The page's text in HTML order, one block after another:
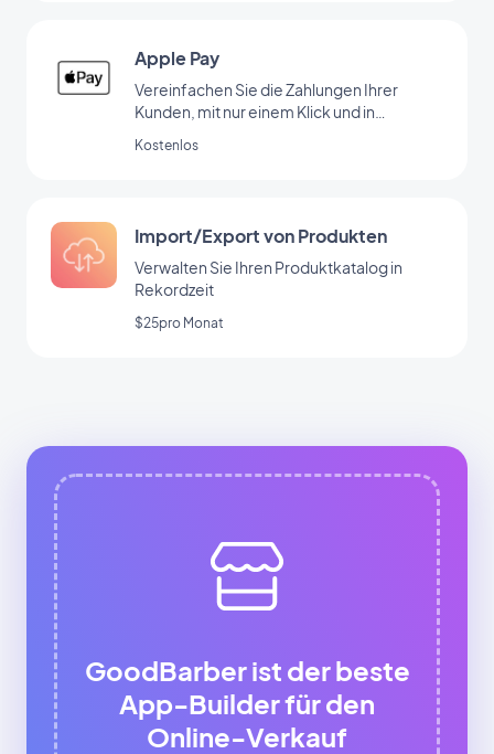
Apple Pay
Vereinfachen Sie die Zahlungen Ihrer
Kunden, mit nur einem Klick und in
Kostenlos
Import/Export von Produkten
Verwalten Sie Ihren Produktkatalog in
Rekordzeit
$25pro Monat
GoodBarber ist der beste
App-Builder für den
Online-Verkauf